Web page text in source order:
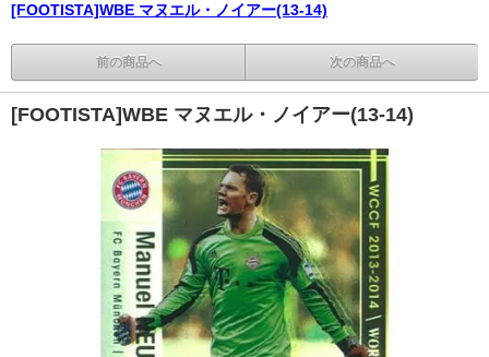
[FOOTISTA]WBE マヌエル・ノイアー(13-14)
前の商品へ 次の商品へ
[FOOTISTA]WBE マヌエル・ノイアー(13-14)